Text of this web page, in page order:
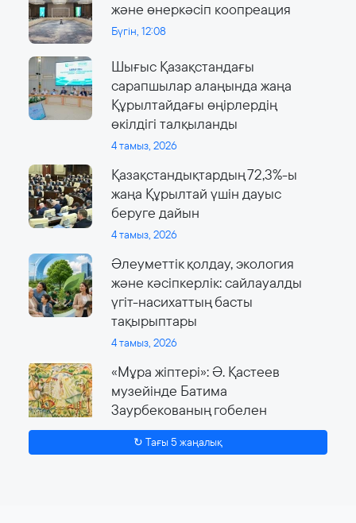
және өнеркәсіп коопреация
Бүгін, 12:08
Шығыс Қазақстандағы
сарапшылар алаңында жаңа
Құрылтайдағы өңірлердің
өкілдігі талқыланды
4 тамыз, 2026
Қазақстандықтардың 72,3%-ы
жаңа Құрылтай үшін дауыс
беруге дайын
4 тамыз, 2026
Әлеуметтік қолдау, экология
және кәсіпкерлік: сайлауалды
үгіт-насихаттың басты
тақырыптары
4 тамыз, 2026
«Мұра жіптері»: Ә. Қастеев
музейінде Батима
Заурбекованың гобелен
өнеріне арналған ауқымды
көрме өтеді
↻ Тағы 5 жаңалық